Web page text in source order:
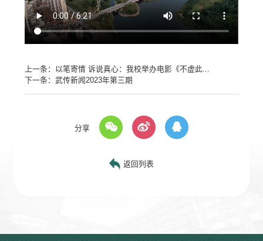
上一条： 以笔寄情 诉说真心：我校举办电影《不虚此...
下一条：武传新闻2023年第三期
分享
返回列表